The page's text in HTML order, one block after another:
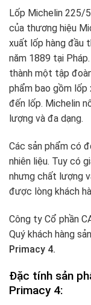
Lốp Michelin 225/
của thương hiệu
xuất lốp hàng đầu
năm 1889 tại
thành một tập
phẩm bao gồm lốp
đến lốp. Michelin
lượng và đa dạng.
Các sản phẩm có
nhiên liệu. Tuy có
nhưng chất lượng
được lòng khách
Công ty Cổ phần
Quý khách hàng
Primacy 4.
Đặc tính sản
Primacy 4: